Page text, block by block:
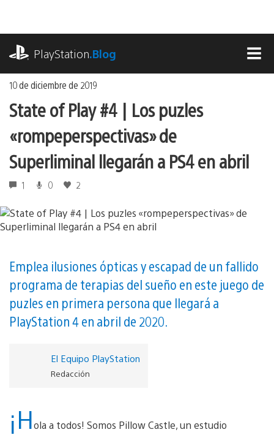
contenido
PlayStation.Blog
10 de diciembre de 2019
State of Play #4 | Los puzles
«rompeperspectivas» de
Superliminal llegarán a PS4 en abril
1 0 2
Emplea ilusiones ópticas y escapad de un fallido
programa de terapias del sueño en este juego de
puzles en primera persona que llegará a
PlayStation 4 en abril de 2020.
El Equipo PlayStation
Redacción
¡Hola a todos! Somos Pillow Castle, un estudio